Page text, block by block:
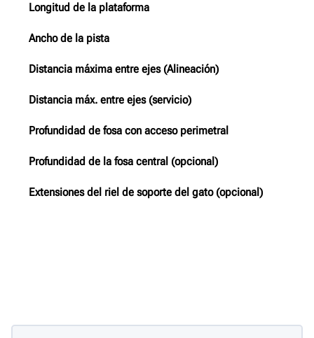
Longitud de la plataforma
Ancho de la pista
Distancia máxima entre ejes (Alineación)
Distancia máx. entre ejes (servicio)
Profundidad de fosa con acceso perimetral
Profundidad de la fosa central (opcional)
Extensiones del riel de soporte del gato (opcional)